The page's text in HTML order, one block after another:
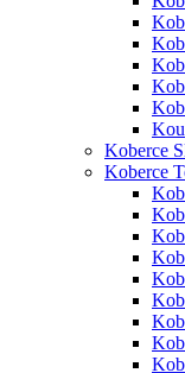
Koberce
Koberce